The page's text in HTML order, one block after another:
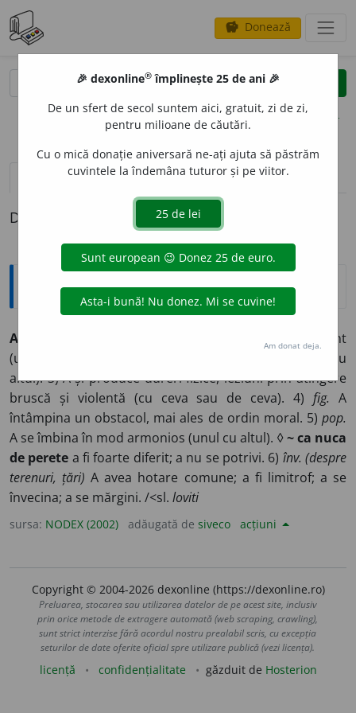
savings Donează
clear
opțiuni
definiții (1) pronunțievolume_up (50)
Definiția cu ID-ul 341883:
Explicative DEX
A SE LOV
1) A intra în contact violent
(unul cu altul). 2) A se atinge din întâmplare (unul cu
altul). 3) A-și produce dureri fizice, leziuni prin atingere
bruscă și violentă (cu ceva sau de ceva). 4)fig. A
întâmpina un obstacol, mai ales de ordin moral. 5) pop.
A se îmbina în mod armonios (unul cu altul). ◊~ ca nuca
de perete a fi foarte diferit; a nu se potrivi. 6) înv. (despre
terenuri, țări) A avea hotare comune; a fi limitrof; a se
învecina; a se mărgini. /<sl. loviti
sursa: NODEX (2002) adăugată de siveco acțiuni
Copyright © 2004-2026 dexonline (https://dexonline.ro)
Preluarea, stocarea sau utilizarea datelor de pe acest site, inclusiv
prin orice metode de extragere automată (web scraping, crawling),
sunt strict interzise fără acordul nostru prealabil scris, cu excepția
seturilor de date oferite oficial spre utilizare publică (vezi licența).
licență confidențialitate găzduit de Hosterion
🎉 dexonline® împlinește 25 de ani 🎉
De un sfert de secol suntem aici, gratuit, zi de zi,
pentru milioane de căutări.
Cu o mică donație aniversară ne-ați ajuta să păstrăm
cuvintele la îndemâna tuturor și pe viitor.
Am donat deja.